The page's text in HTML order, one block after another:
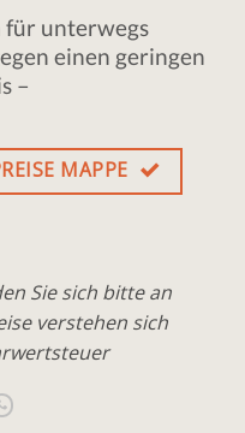
für unterwegs
einen geringen
–
MAPPE
Sie sich bitte an
verstehen sich